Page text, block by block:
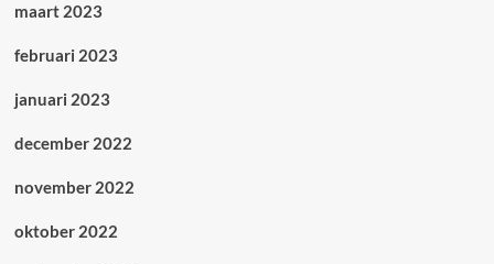
maart 2023
februari 2023
januari 2023
december 2022
november 2022
oktober 2022